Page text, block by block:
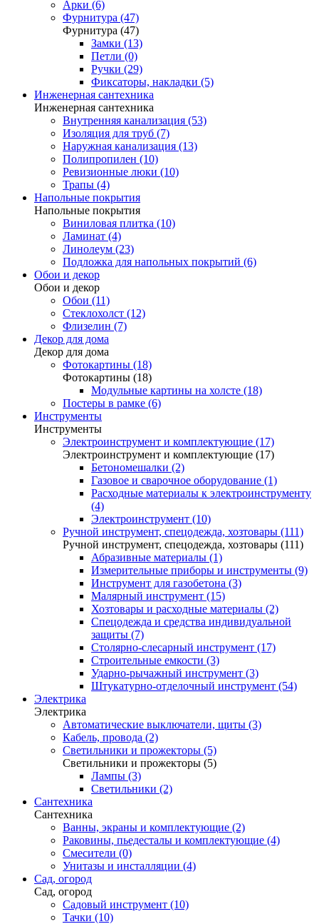
Арки (6)
Фурнитура (47)
Фурнитура (47)
Замки (13)
Петли (0)
Ручки (29)
Фиксаторы, накладки (5)
Инженерная сантехника
Инженерная сантехника
Внутренняя канализация (53)
Изоляция для труб (7)
Наружная канализация (13)
Полипропилен (10)
Ревизионные люки (10)
Трапы (4)
Напольные покрытия
Напольные покрытия
Виниловая плитка (10)
Ламинат (4)
Линолеум (23)
Подложка для напольных покрытий (6)
Обои и декор
Обои и декор
Обои (11)
Стеклохолст (12)
Флизелин (7)
Декор для дома
Декор для дома
Фотокартины (18)
Фотокартины (18)
Модульные картины на холсте (18)
Постеры в рамке (6)
Инструменты
Инструменты
Электроинструмент и комплектующие (17)
Электроинструмент и комплектующие (17)
Бетономешалки (2)
Газовое и сварочное оборудование (1)
Расходные материалы к электроинструменту
(4)
Электроинструмент (10)
Ручной инструмент, спецодежда, хозтовары (111)
Ручной инструмент, спецодежда, хозтовары (111)
Абразивные материалы (1)
Измерительные приборы и инструменты (9)
Инструмент для газобетона (3)
Малярный инструмент (15)
Хозтовары и расходные материалы (2)
Спецодежда и средства индивидуальной
защиты (7)
Столярно-слесарный инструмент (17)
Строительные емкости (3)
Ударно-рычажный инструмент (3)
Штукатурно-отделочный инструмент (54)
Электрика
Электрика
Автоматические выключатели, щиты (3)
Кабель, провода (2)
Светильники и прожекторы (5)
Светильники и прожекторы (5)
Лампы (3)
Светильники (2)
Сантехника
Сантехника
Ванны, экраны и комплектующие (2)
Раковины, пьедесталы и комплектующие (4)
Смесители (0)
Унитазы и инсталляции (4)
Сад, огород
Сад, огород
Садовый инструмент (10)
Тачки (10)